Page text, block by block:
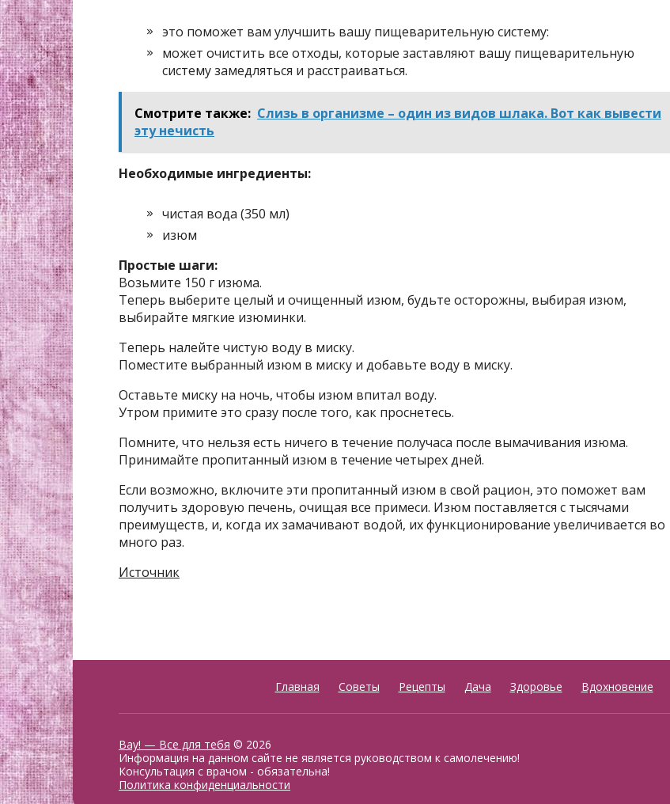
это поможет вам улучшить вашу пищеварительную систему:
может очистить все отходы, которые заставляют вашу пищеварительную
систему замедляться и расстраиваться.
Смотрите также: Слизь в организме – один из видов шлака. Вот как вывести
эту нечисть
Необходимые ингредиенты:
чистая вода (350 мл)
изюм
Простые шаги:
Возьмите 150 г изюма.
Теперь выберите целый и очищенный изюм, будьте осторожны, выбирая изюм,
выбирайте мягкие изюминки.
Теперь налейте чистую воду в миску.
Поместите выбранный изюм в миску и добавьте воду в миску.
Оставьте миску на ночь, чтобы изюм впитал воду.
Утром примите это сразу после того, как проснетесь.
Помните, что нельзя есть ничего в течение получаса после вымачивания изюма.
Принимайте пропитанный изюм в течение четырех дней.
Если возможно, включите эти пропитанный изюм в свой рацион, это поможет вам
получить здоровую печень, очищая все примеси. Изюм поставляется с тысячами
преимуществ, и, когда их замачивают водой, их функционирование увеличивается во
много раз.
Источник
Главная Советы Рецепты Дача Здоровье Вдохновение
Вау! — Все для тебя © 2026
Информация на данном сайте не является руководством к самолечению!
Консультация с врачом - обязательна!
Политика конфиденциальности